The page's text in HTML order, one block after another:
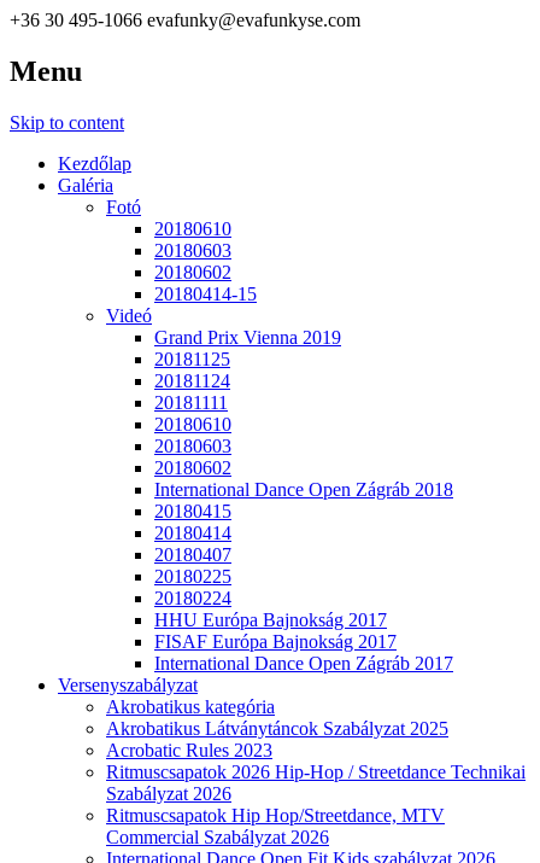
+36 30 495-1066 evafunky@evafunkyse.com
Táncversenye
Ritmuscsapatok Országos Táncversenye és a Hip-Hop Unite
Menu
Skip to content
Kezdőlap
Galéria
Fotó
20180610
20180603
20180602
20180414-15
Videó
Grand Prix Vienna 2019
20181125
20181124
20181111
20180610
20180603
20180602
International Dance Open Zágráb 2018
20180415
20180414
20180407
20180225
20180224
HHU Európa Bajnokság 2017
FISAF Európa Bajnokság 2017
International Dance Open Zágráb 2017
Versenyszabályzat
Akrobatikus kategória
Akrobatikus Látványtáncok Szabályzat 2025
Acrobatic Rules 2023
Ritmuscsapatok 2026 Hip-Hop / Streetdance Technikai
Szabályzat 2026
Ritmuscsapatok Hip Hop/Streetdance, MTV
Commercial Szabályzat 2026
International Dance Open Fit Kids szabályzat 2026